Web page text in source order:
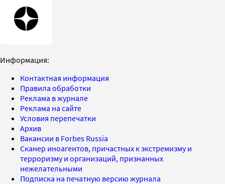
Информация:
Контактная информация
Правила обработки
Реклама в журнале
Реклама на сайте
Условия перепечатки
Архив
Вакансии в Forbes Russia
Сканер иноагентов, причастных к экстремизму и
терроризму и организаций, признанных
нежелательными
Подписка на печатную версию журнала